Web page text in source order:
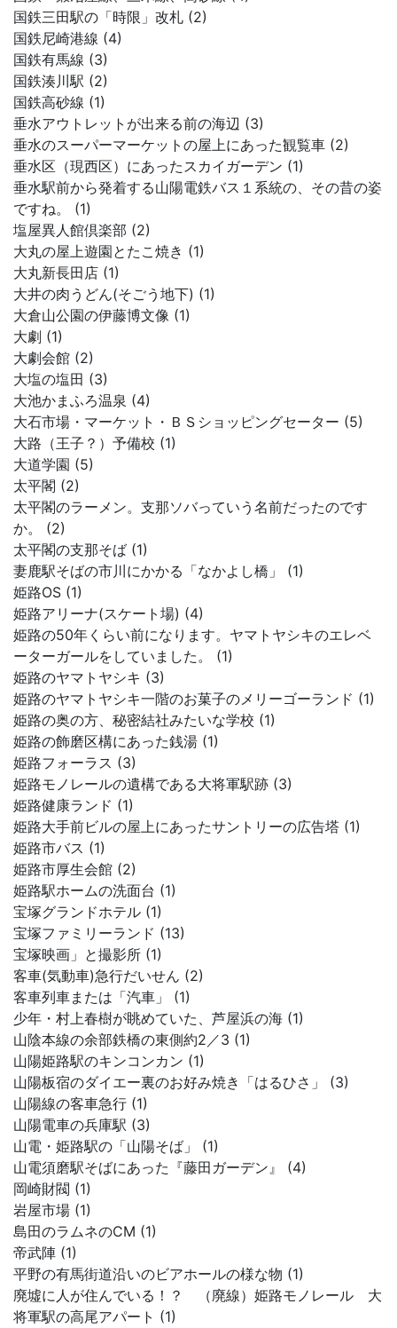
国鉄三田駅の「時限」改札 (2)
国鉄尼崎港線 (4)
国鉄有馬線 (3)
国鉄湊川駅 (2)
国鉄高砂線 (1)
垂水アウトレットが出来る前の海辺 (3)
垂水のスーパーマーケットの屋上にあった観覧車 (2)
垂水区（現西区）にあったスカイガーデン (1)
垂水駅前から発着する山陽電鉄バス１系統の、その昔の姿
ですね。 (1)
塩屋異人館倶楽部 (2)
大丸の屋上遊園とたこ焼き (1)
大丸新長田店 (1)
大井の肉うどん(そごう地下) (1)
大倉山公園の伊藤博文像 (1)
大劇 (1)
大劇会館 (2)
大塩の塩田 (3)
大池かまふろ温泉 (4)
大石市場・マーケット・ＢＳショッピングセーター (5)
大路（王子？）予備校 (1)
大道学園 (5)
太平閣 (2)
太平閣のラーメン。支那ソバっていう名前だったのです
か。 (2)
太平閣の支那そば (1)
妻鹿駅そばの市川にかかる「なかよし橋」 (1)
姫路OS (1)
姫路アリーナ(スケート場) (4)
姫路の50年くらい前になります。ヤマトヤシキのエレベ
ーターガールをしていました。 (1)
姫路のヤマトヤシキ (3)
姫路のヤマトヤシキ一階のお菓子のメリーゴーランド (1)
姫路の奥の方、秘密結社みたいな学校 (1)
姫路の飾磨区構にあった銭湯 (1)
姫路フォーラス (3)
姫路モノレールの遺構である大将軍駅跡 (3)
姫路健康ランド (1)
姫路大手前ビルの屋上にあったサントリーの広告塔 (1)
姫路市バス (1)
姫路市厚生会館 (2)
姫路駅ホームの洗面台 (1)
宝塚グランドホテル (1)
宝塚ファミリーランド (13)
宝塚映画」と撮影所 (1)
客車(気動車)急行だいせん (2)
客車列車または「汽車」 (1)
少年・村上春樹が眺めていた、芦屋浜の海 (1)
山陰本線の余部鉄橋の東側約2／3 (1)
山陽姫路駅のキンコンカン (1)
山陽板宿のダイエー裏のお好み焼き「はるひさ」 (3)
山陽線の客車急行 (1)
山陽電車の兵庫駅 (3)
山電・姫路駅の「山陽そば」 (1)
山電須磨駅そばにあった『藤田ガーデン』 (4)
岡崎財閥 (1)
岩屋市場 (1)
島田のラムネのCM (1)
帝武陣 (1)
平野の有馬街道沿いのビアホールの様な物 (1)
廃墟に人が住んでいる！？ （廃線）姫路モノレール 大
将軍駅の高尾アパート (1)